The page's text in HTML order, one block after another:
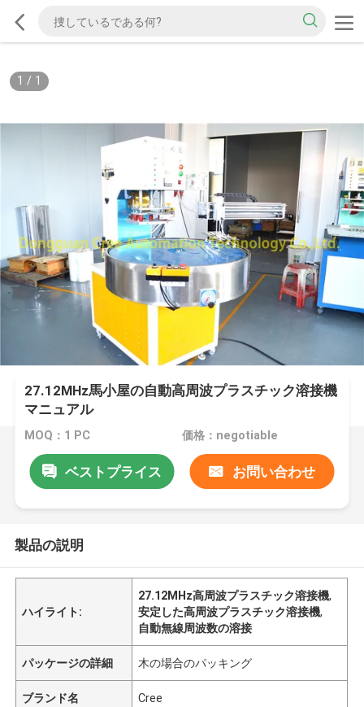
1 / 1
27.12MHz馬小屋の自動高周波プラスチック溶接機
マニュアル
MOQ：1 PC 価格：negotiable
ベストプライス お問い合わせ
製品の説明
ハイライト:
27.12MHz高周波プラスチック溶接機,
安定した高周波プラスチック溶接機,
自動無線周波数の溶接
パッケージの詳細 木の場合のパッキング
ブランド名 Cree